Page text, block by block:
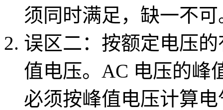
须同时满足，缺一不可
误区二：按额定电压
值电压。AC 电压的峰
必须按峰值电压计算